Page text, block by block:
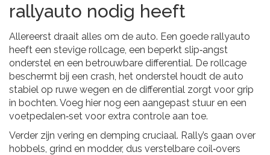
rallyauto nodig heeft
Allereerst draait alles om de auto. Een goede rallyauto
heeft een stevige rollcage, een beperkt slip‑angst
onderstel en een betrouwbare differential. De rollcage
beschermt bij een crash, het onderstel houdt de auto
stabiel op ruwe wegen en de differential zorgt voor grip
in bochten. Voeg hier nog een aangepast stuur en een
voetpedalen‑set voor extra controle aan toe.
Verder zijn vering en demping cruciaal. Rally’s gaan over
hobbels, grind en modder, dus verstelbare coil‑overs